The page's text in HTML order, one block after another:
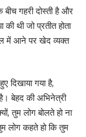
गहरी दोस्ती है और
थी जो प्रतीत होता
में आने पर खेद व्यक्त
गया है,
बेहद की अभिनेत्री
तुम लोग बोलते हो ना
लोग कहते हो कि तुम